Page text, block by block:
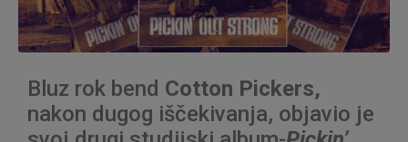
Bluz rok bend Cotton Pickers,
nakon dugog iščekivanja, objavio je